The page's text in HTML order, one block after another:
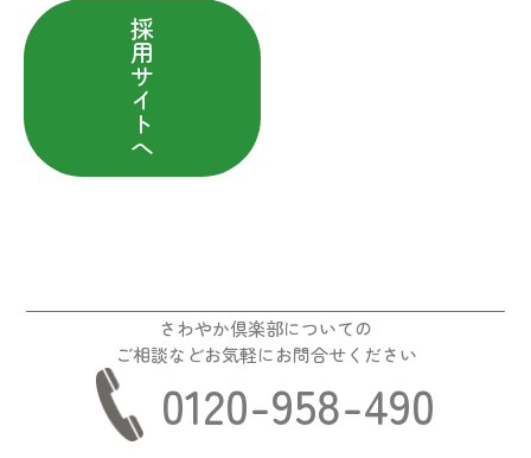
採
用
サ
イ
ト
へ
さわやか倶楽部についての
ご相談などお気軽にお問合せください
0120-958-490